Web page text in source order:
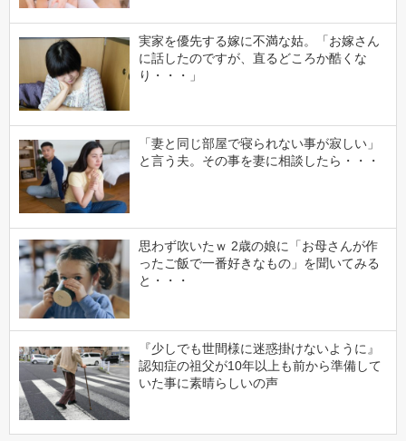
実家を優先する嫁に不満な姑。「お嫁さん
に話したのですが、直るどころか酷くな
り・・・」
「妻と同じ部屋で寝られない事が寂しい」
と言う夫。その事を妻に相談したら・・・
思わず吹いたｗ 2歳の娘に「お母さんが作
ったご飯で一番好きなもの」を聞いてみる
と・・・
『少しでも世間様に迷惑掛けないように』
認知症の祖父が10年以上も前から準備して
いた事に素晴らしいの声